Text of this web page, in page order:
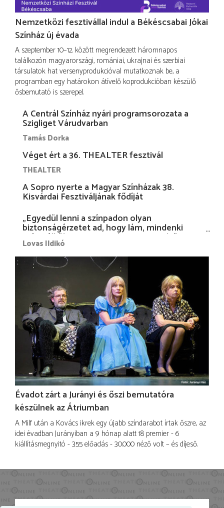
Nemzetközi fesztivállal indul a Békéscsabai Jókai
Színház új évada
A szeptember 10–12. között megrendezett háromnapos
találkozón magyarországi, romániai, ukrajnai és szerbiai
társulatok hat versenyprodukcióval mutatkoznak be, a
programban egy határokon átívelő koprodukcióban készülő
ősbemutató is szerepel.
A Centrál Színház nyári programsorozata a
Szigliget Várudvarban
Tamás Dorka
Véget ért a 36. THEALTER fesztivál
THEALTER
A Sopro nyerte a Magyar Színházak 38.
Kisvárdai Fesztiváljának fődíját
„Egyedül lenni a színpadon olyan
biztonságérzetet ad, hogy lám, mindenki
más nélkül is megvagyok magammal…”
Lovas Ildikó
Évadot zárt a Jurányi és őszi bemutatóra
készülnek az Átriumban
A Milf után a Kovács ikrek egy újabb színdarabot írtak őszre, az
idei évadban Jurányiban a 9 hónap alatt 18 premier - 6
kiállításmegnyitó - 355 előadás - 30.000 néző volt – és díjeső.